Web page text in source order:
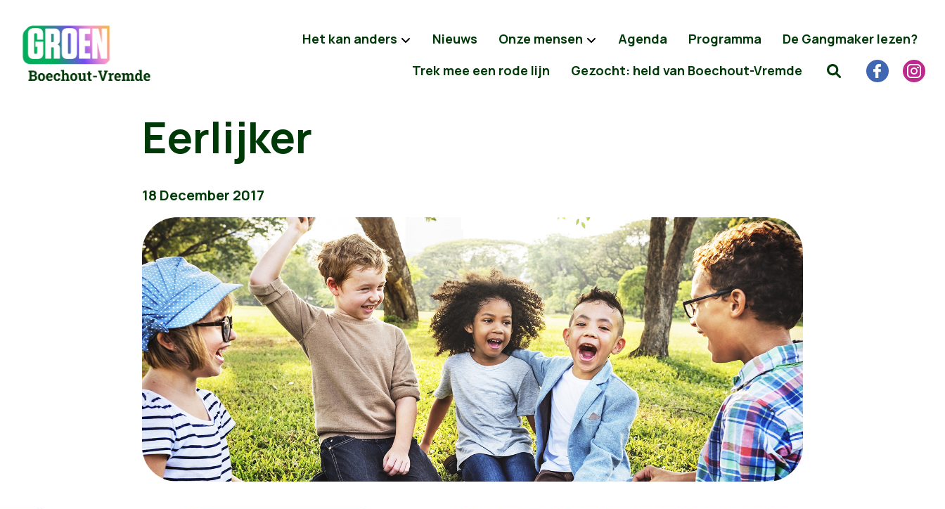
Het kan anders Nieuws Onze mensen Agenda Programma
De Gangmaker lezen?
Trek mee een rode lijn
Gezocht: held van Boechout-Vremde
Eerlijker
18 December 2017